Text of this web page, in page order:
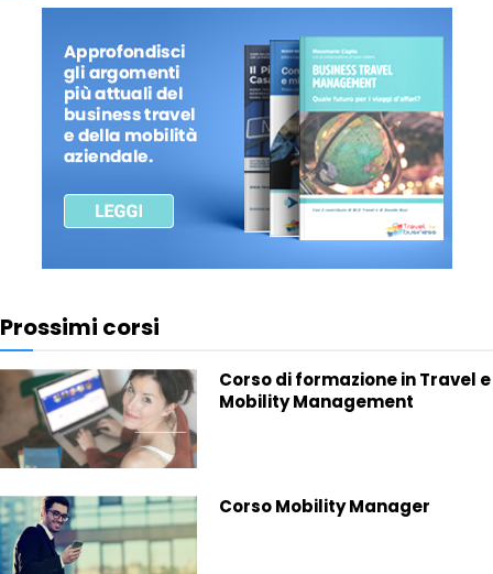
Prossimi corsi
Corso di formazione in Travel e
Mobility Management
Corso Mobility Manager